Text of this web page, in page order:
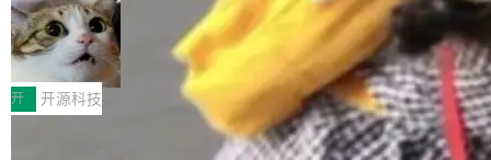
码，而 AI Agent 不需要容器，它们需要的是 Iso
late。」 容器为什么不合适 容器的问题在于启动
和销毁都太重了。一个 Agent 要执行的任务可能
只需要几毫秒的 CPU 时间，但容器从冷启动到
就绪要花数秒。如果未来有十...
状把 OpenAI 描述成一个系统性地从前东家挖
人、套取机密信息的对手。 OpenAI 没发律师
函，也没选择庭外沉默。它在官网贴了一篇博
文，标题只有六个字：Apple is getting this wro
ng。 然后，它把邮件往来和 iMessage 聊天记
录全贴了出来。 他发错人了 苹果外部律师 Gabr
HUAWEI MatePad Edge上架WorkBu
ddy鸿蒙PC版，说话就能干活的AI办公
搭子
全能AI工作台WorkBuddy鸿蒙PC版上架HUAWE
I MatePad Edge应用市场，直接下载即可使
用，与鸿蒙电脑上的体验一致。值得一提的是，
这是目前市面上唯一支持平板接入WorkBuddy P
开 开源科技
FFmpeg 9.0 发布：代号“Lei”，以此纪